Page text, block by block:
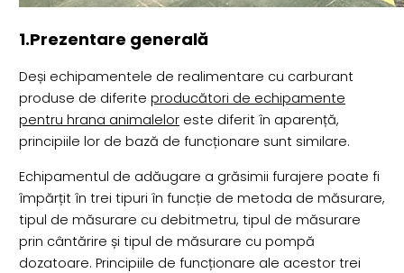
1.Prezentare generală
Deși echipamentele de realimentare cu carburant
produse de diferite producători de echipamente
pentru hrana animaleloreste diferit în aparență,
principiile lor de bază de funcționare sunt similare.
Echipamentul de adăugare a grăsimii furajere poate fi
împărțit în trei tipuri în funcție de metoda de măsurare,
tipul de măsurare cu debitmetru, tipul de măsurare
prin cântărire și tipul de măsurare cu pompă
dozatoare. Principiile de funcționare ale acestor trei